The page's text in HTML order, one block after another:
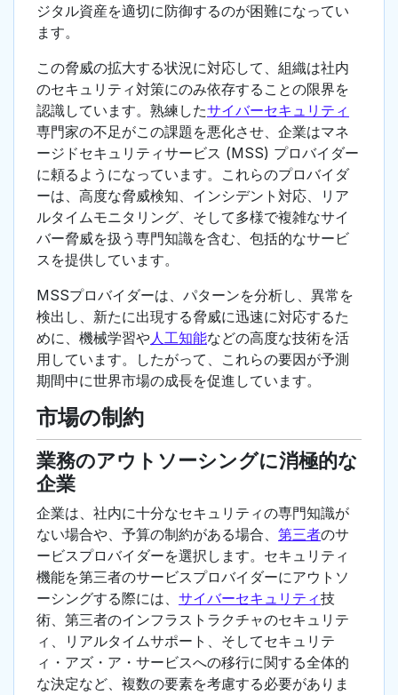
ジタル資産を適切に防御するのが困難になってい
ます。
この脅威の拡大する状況に対応して、組織は社内
のセキュリティ対策にのみ依存することの限界を
認識しています。熟練したサイバーセキュリティ
専門家の不足がこの課題を悪化させ、企業はマネ
ージドセキュリティサービス (MSS) プロバイダー
に頼るようになっています。これらのプロバイダ
ーは、高度な脅威検知、インシデント対応、リア
ルタイムモニタリング、そして多様で複雑なサイ
バー脅威を扱う専門知識を含む、包括的なサービ
スを提供しています。
MSSプロバイダーは、パターンを分析し、異常を
検出し、新たに出現する脅威に迅速に対応するた
めに、機械学習や人工知能などの高度な技術を活
用しています。したがって、これらの要因が予測
期間中に世界市場の成長を促進しています。
市場の制約
業務のアウトソーシングに消極的な
企業
企業は、社内に十分なセキュリティの専門知識が
ない場合や、予算の制約がある場合、 第三者のサ
ービスプロバイダーを選択します。セキュリティ
機能を第三者のサービスプロバイダーにアウトソ
ーシングする際には、 サイバーセキュリティ技
術、第三者のインフラストラクチャのセキュリテ
ィ、リアルタイムサポート、そしてセキュリテ
ィ・アズ・ア・サービスへの移行に関する全体的
な決定など、複数の要素を考慮する必要がありま